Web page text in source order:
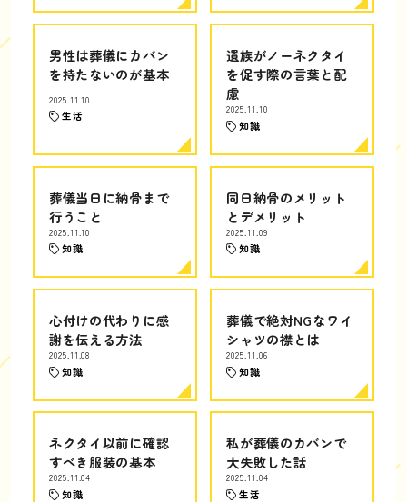
男性は葬儀にカバン
を持たないのが基本
2025.11.10
生活
遺族がノーネクタイ
を促す際の言葉と配
慮
2025.11.10
知識
葬儀当日に納骨まで
行うこと
2025.11.10
知識
同日納骨のメリット
とデメリット
2025.11.09
知識
心付けの代わりに感
謝を伝える方法
2025.11.08
知識
葬儀で絶対NGなワイ
シャツの襟とは
2025.11.06
知識
ネクタイ以前に確認
すべき服装の基本
2025.11.04
知識
私が葬儀のカバンで
大失敗した話
2025.11.04
生活